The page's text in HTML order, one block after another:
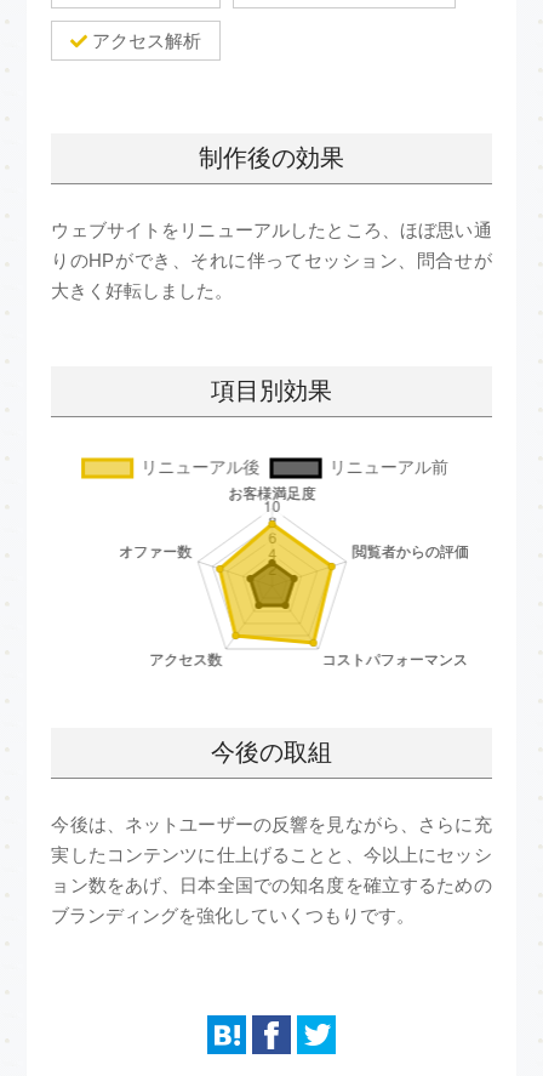
アクセス解析
制作後の効果
ウェブサイトをリニューアルしたところ、ほぼ思い通
りのHPができ、それに伴ってセッション、問合せが
大きく好転しました。
項目別効果
今後の取組
今後は、ネットユーザーの反響を見ながら、さらに充
実したコンテンツに仕上げることと、今以上にセッシ
ョン数をあげ、日本全国での知名度を確立するための
ブランディングを強化していくつもりです。